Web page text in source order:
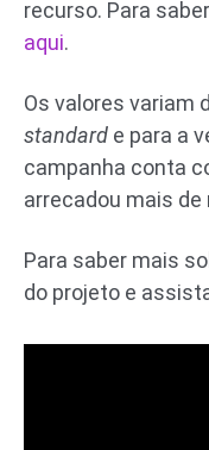
recurso. Para
aqui.
Os valores variam
standard e para a
campanha conta
arrecadou mais de
Para saber mais
do projeto e